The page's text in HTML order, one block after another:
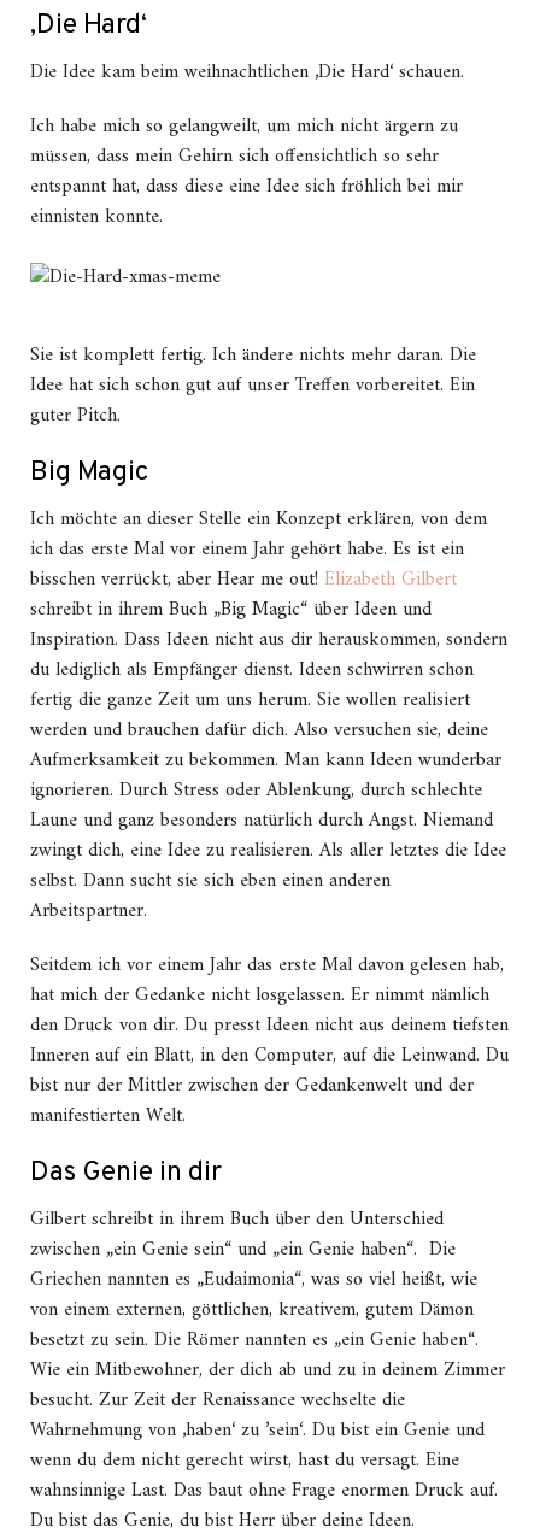
‚Die Hard‘
Die Idee kam beim weihnachtlichen ‚Die Hard‘ schauen.
Ich habe mich so gelangweilt, um mich nicht ärgern zu
müssen, dass mein Gehirn sich offensichtlich so sehr
entspannt hat, dass diese eine Idee sich fröhlich bei mir
einnisten konnte.
Sie ist komplett fertig. Ich ändere nichts mehr daran. Die
Idee hat sich schon gut auf unser Treffen vorbereitet. Ein
guter Pitch.
Big Magic
Ich möchte an dieser Stelle ein Konzept erklären, von dem
ich das erste Mal vor einem Jahr gehört habe. Es ist ein
bisschen verrückt, aber Hear me out! Elizabeth Gilbert
schreibt in ihrem Buch „Big Magic“ über Ideen und
Inspiration. Dass Ideen nicht aus dir herauskommen, sondern
du lediglich als Empfänger dienst. Ideen schwirren schon
fertig die ganze Zeit um uns herum. Sie wollen realisiert
werden und brauchen dafür dich. Also versuchen sie, deine
Aufmerksamkeit zu bekommen. Man kann Ideen wunderbar
ignorieren. Durch Stress oder Ablenkung, durch schlechte
Laune und ganz besonders natürlich durch Angst. Niemand
zwingt dich, eine Idee zu realisieren. Als aller letztes die Idee
selbst. Dann sucht sie sich eben einen anderen
Arbeitspartner.
Seitdem ich vor einem Jahr das erste Mal davon gelesen hab,
hat mich der Gedanke nicht losgelassen. Er nimmt nämlich
den Druck von dir. Du presst Ideen nicht aus deinem tiefsten
Inneren auf ein Blatt, in den Computer, auf die Leinwand. Du
bist nur der Mittler zwischen der Gedankenwelt und der
manifestierten Welt.
Das Genie in dir
Gilbert schreibt in ihrem Buch über den Unterschied
zwischen „ein Genie sein“ und „ein Genie haben“. Die
Griechen nannten es „Eudaimonia“, was so viel heißt, wie
von einem externen, göttlichen, kreativem, gutem Dämon
besetzt zu sein. Die Römer nannten es „ein Genie haben“.
Wie ein Mitbewohner, der dich ab und zu in deinem Zimmer
besucht. Zur Zeit der Renaissance wechselte die
Wahrnehmung von ‚haben‘ zu ’sein‘. Du bist ein Genie und
wenn du dem nicht gerecht wirst, hast du versagt. Eine
wahnsinnige Last. Das baut ohne Frage enormen Druck auf.
Du bist das Genie, du bist Herr über deine Ideen.